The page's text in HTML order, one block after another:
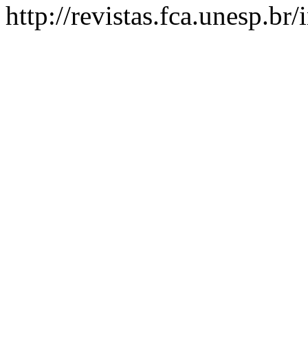
http://